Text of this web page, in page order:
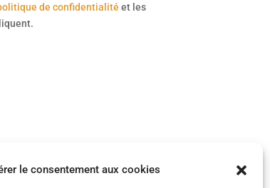
le consentement aux cookies
de confidentialité et les